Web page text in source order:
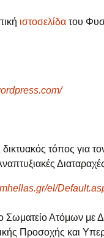
ιστοσελίδα του
τόπος για
el/
Σωματείο Ατόμων με
Προσοχής και